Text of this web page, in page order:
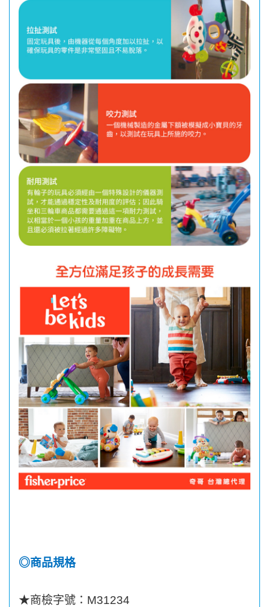
◎商品規格
★商檢字號： M31234